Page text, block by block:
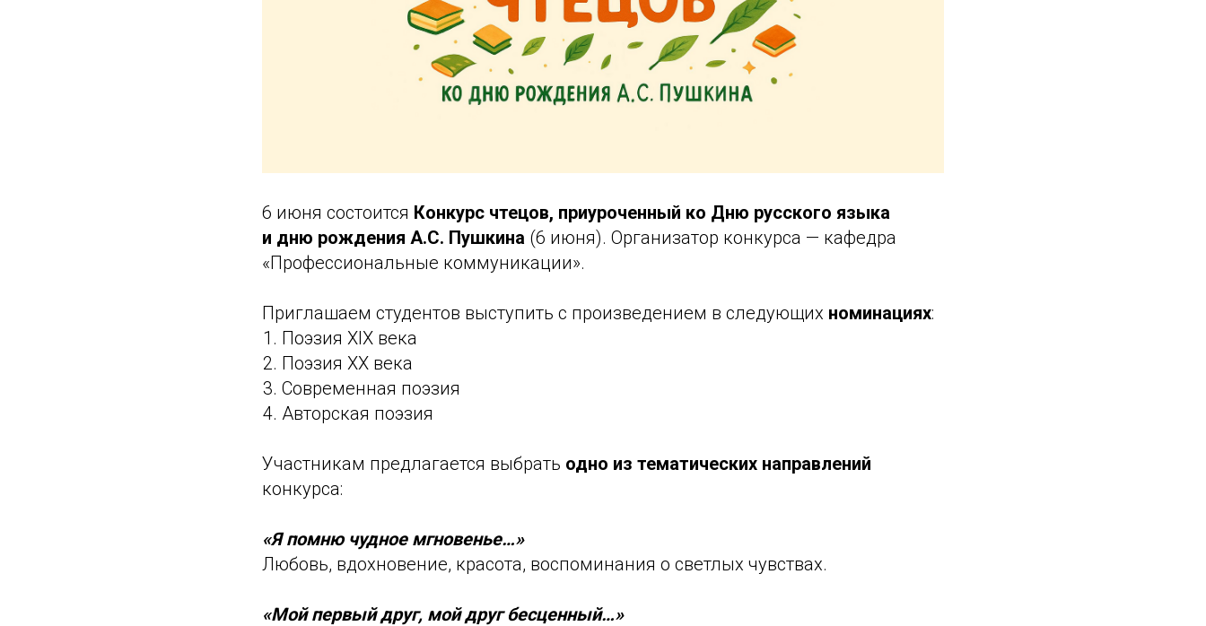
6 июня состоится Конкурс чтецов, приуроченный ко Дню русского языка
и дню рождения А.С. Пушкина (6 июня). Организатор конкурса — кафедра
«Профессиональные коммуникации».
Приглашаем студентов выступить с произведением в следующих номинациях:
Поэзия XIX века
Поэзия XX века
Современная поэзия
Авторская поэзия
Участникам предлагается выбрать одно из тематических направлений
конкурса:
«Я помню чудное мгновенье…»
Любовь, вдохновение, красота, воспоминания о светлых чувствах.
«Мой первый друг, мой друг бесценный…»